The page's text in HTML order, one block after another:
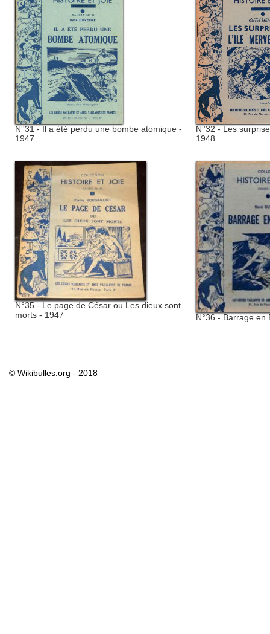
N°31 - Il a été perdu une bombe atomique -
1947
N°32 - Les
1948
N°35 - Le page de César ou Les dieux sont
morts - 1947
N°36 - Barrage en
© Wikibulles.org - 2018